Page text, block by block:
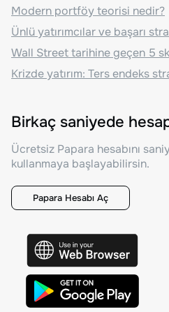
Modern portföy teorisi nedir?
Ünlü yatırımcılar ve başarı
Wall Street tarihine geçen 5
Krizde yatırım: Ters endeks
Birkaç saniyede
Ücretsiz Papara hesabını
kullanmaya başlayabilirsin.
Papara Hesabı Aç